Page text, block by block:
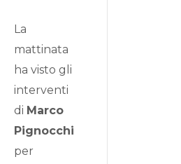
La
mattinata
ha visto gli
interventi
di Marco
Pignocchi
per